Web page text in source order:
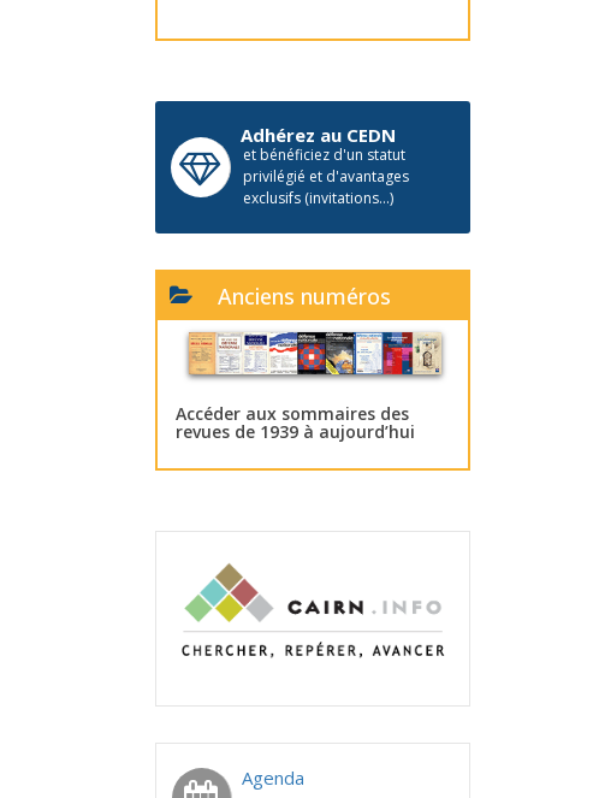
Adhérez au CEDN
et bénéficiez d'un statut
privilégié et d'avantages
exclusifs (invitations...)
Anciens numéros
Accéder aux sommaires des
revues de 1939 à aujourd’hui
Agenda